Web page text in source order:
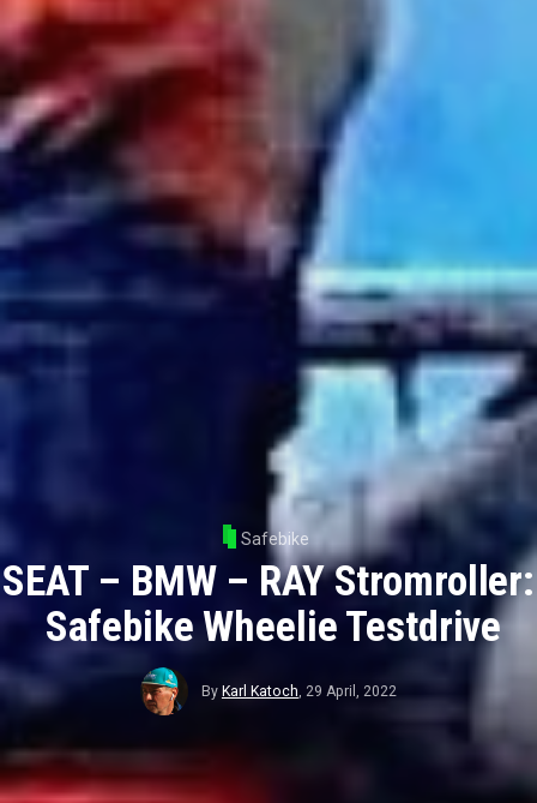
Safebike
SEAT – BMW – RAY Stromroller:
Safebike Wheelie Testdrive
By Karl Katoch, 29 April, 2022